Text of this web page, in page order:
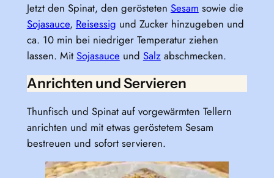
Jetzt den Spinat, den gerösteten Sesam sowie die
Sojasauce, Reisessig und Zucker hinzugeben und
ca. 10 min bei niedriger Temperatur ziehen
lassen. Mit Sojasauce und Salzabschmecken.
Anrichten und Servieren
Thunfisch und Spinat auf vorgewärmten Tellern
anrichten und mit etwas geröstetem Sesam
bestreuen und sofort servieren.